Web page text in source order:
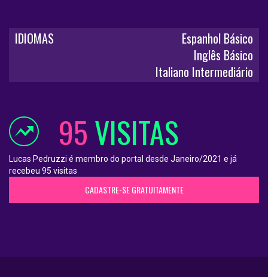
IDIOMAS
Espanhol Básico
Inglês Básico
Italiano Intermediário
95VISITAS
Lucas Pedruzzi é membro do portal desde Janeiro/2021 e já
recebeu 95 visitas
CADASTRE-SE GRATUITAMENTE